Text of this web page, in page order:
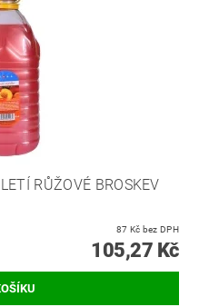
RŮŽOVÉ BROSKEV
87 Kč bez DPH
105,27 Kč